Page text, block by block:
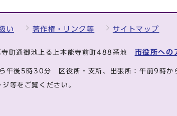
い 著作権・リンク等 サイトマップ
町通御池上る上本能寺前町488番地 市役所への
ら午後5時30分 区役所・支所、出張所：午前9時
等をご覧ください。